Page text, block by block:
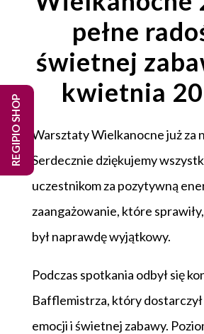
pełne
świetnej
kwietnia
Warsztaty Wielkanocne już za
Serdecznie dziękujemy
uczestnikom za pozytywną
zaangażowanie, które
był naprawdę wyjątkowy.
Podczas spotkania odbył się
Bafflemistrza, który
emocji i świetnej zabawy.
REGIPIO SHOP